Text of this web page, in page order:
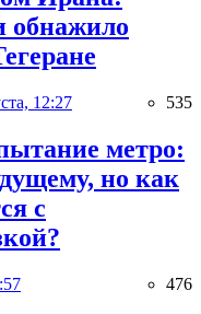
обнажило
12:27 535
метро:
но как
с
476